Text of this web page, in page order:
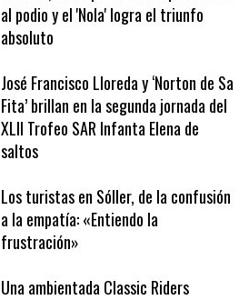
al podio y el 'Nola' logra el triunfo
absoluto
José Francisco Lloreda y ‘Norton de Sa
Fita’ brillan en la segunda jornada del
XLII Trofeo SAR Infanta Elena de
saltos
Los turistas en Sóller, de la confusión
a la empatía: «Entiendo la
frustración»
Una ambientada Classic Riders